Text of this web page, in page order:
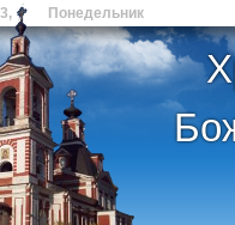
Понедельник